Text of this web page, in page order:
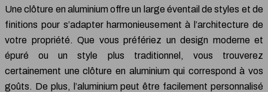
Une clôture en aluminium offre un large éventail de styles et de
finitions pour s’adapter harmonieusement à l’architecture de
votre propriété. Que vous préfériez un design moderne et
épuré ou un style plus traditionnel, vous trouverez
certainement une clôture en aluminium qui correspond à vos
goûts. De plus, l’aluminium peut être facilement personnalisé